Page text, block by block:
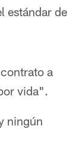
estándar de
a
vida".
ningún